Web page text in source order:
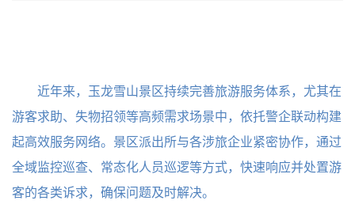
近年来，玉龙雪山景区持续完善旅游服务体系，尤其在
游客求助、失物招领等高频需求场景中，依托警企联动构建
起高效服务网络。景区派出所与各涉旅企业紧密协作，通过
全域监控巡查、常态化人员巡逻等方式，快速响应并处置游
客的各类诉求，确保问题及时解决。